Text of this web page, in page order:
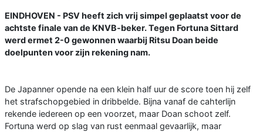
EINDHOVEN - PSV heeft zich vrij simpel geplaatst voor de
achtste finale van de KNVB-beker. Tegen Fortuna Sittard
werd ermet 2-0 gewonnen waarbij Ritsu Doan beide
doelpunten voor zijn rekening nam.
De Japanner opende na een klein half uur de score toen hij zelf
het strafschopgebied in dribbelde. Bijna vanaf de cahterlijn
rekende iedereen op een voorzet, maar Doan schoot zelf.
Fortuna werd op slag van rust eenmaal gevaarlijk, maar